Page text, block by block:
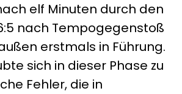
elf Minuten durch den
nach Tempogegenstoß
erstmals in Führung.
sich in dieser Phase zu
Fehler, die in